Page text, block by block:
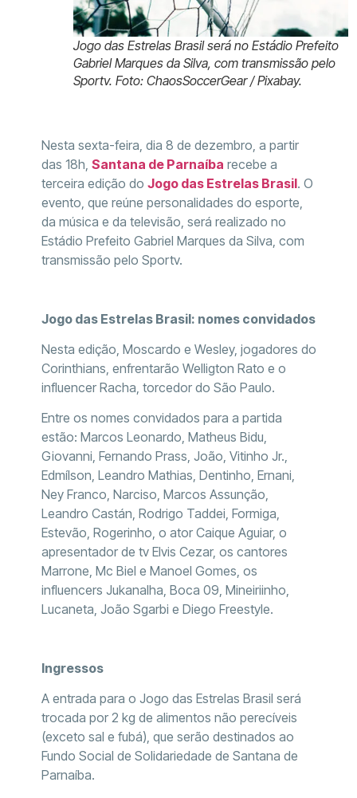
Jogo das Estrelas Brasil será no Estádio Prefeito
Gabriel Marques da Silva, com transmissão pelo
Sportv. Foto: ChaosSoccerGear / Pixabay.
Nesta sexta-feira, dia 8 de dezembro, a partir
das 18h, Santana de Parnaíba recebe a
terceira edição do Jogo das Estrelas Brasil. O
evento, que reúne personalidades do esporte,
da música e da televisão, será realizado no
Estádio Prefeito Gabriel Marques da Silva, com
transmissão pelo Sportv.
Jogo das Estrelas Brasil: nomes convidados
Nesta edição, Moscardo e Wesley, jogadores do
Corinthians, enfrentarão Welligton Rato e o
influencer Racha, torcedor do São Paulo.
Entre os nomes convidados para a partida
estão: Marcos Leonardo, Matheus Bidu,
Giovanni, Fernando Prass, João, Vitinho Jr.,
Edmílson, Leandro Mathias, Dentinho, Ernani,
Ney Franco, Narciso, Marcos Assunção,
Leandro Castán, Rodrigo Taddei, Formiga,
Estevão, Rogerinho, o ator Caique Aguiar, o
apresentador de tv Elvis Cezar, os cantores
Marrone, Mc Biel e Manoel Gomes, os
influencers Jukanalha, Boca 09, Mineiriinho,
Lucaneta, João Sgarbi e Diego Freestyle.
Ingressos
A entrada para o Jogo das Estrelas Brasil será
trocada por 2 kg de alimentos não perecíveis
(exceto sal e fubá), que serão destinados ao
Fundo Social de Solidariedade de Santana de
Parnaíba.